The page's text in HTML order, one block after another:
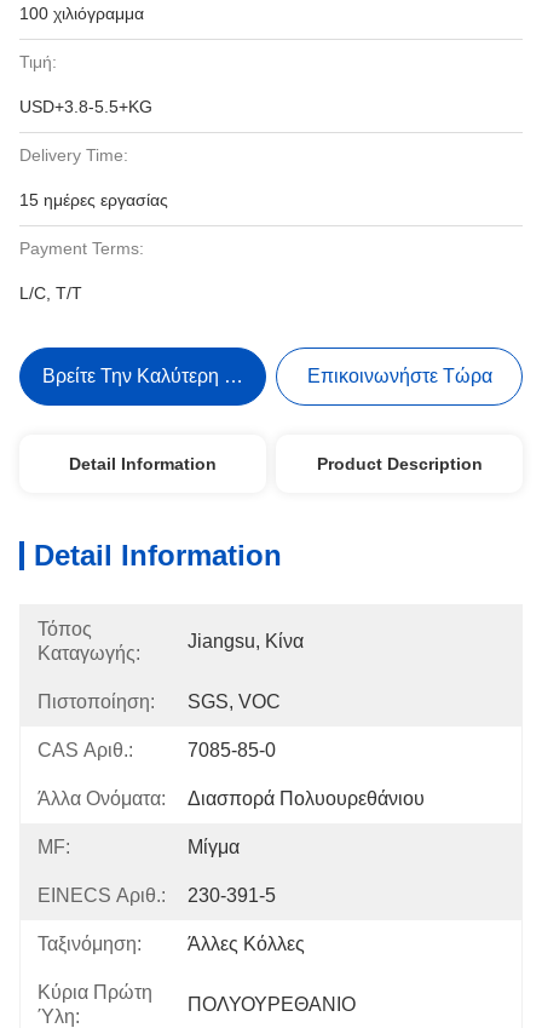
100 χιλιόγραμμα
Τιμή:
USD+3.8-5.5+KG
Delivery Time:
15 ημέρες εργασίας
Payment Terms:
L/C, T/T
Βρείτε Την Καλύτερη Τιμή Επικοινωνήστε Τώρα
Detail Information Product Description
Detail Information
Τόπος
Καταγωγής:
Jiangsu, Κίνα
Πιστοποίηση: SGS, VOC
CAS Αριθ.: 7085-85-0
Άλλα Ονόματα: Διασπορά Πολυουρεθάνιου
MF: Μίγμα
EINECS Αριθ.: 230-391-5
Ταξινόμηση: Άλλες Κόλλες
Κύρια Πρώτη
Ύλη:
ΠΟΛΥΟΥΡΕΘΑΝΙΟ